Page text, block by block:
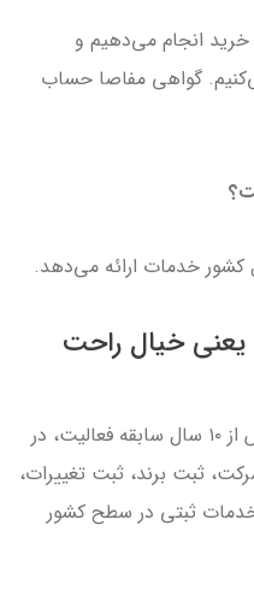
خرید انجام می‌دهیم و
گواهی مفاصا حساب
کشور خدمات ارائه می‌دهد.
یعنی خیال راحت
موسسه خدمات اداری آلامتو با بیش از ۱۰ سال سابقه فعالیت، در
ثبت برند، ثبت تغییرات،
خدمات ثبتی در سطح کشور